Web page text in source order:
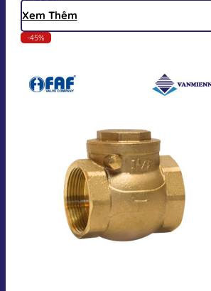
Xem Thêm
-45%